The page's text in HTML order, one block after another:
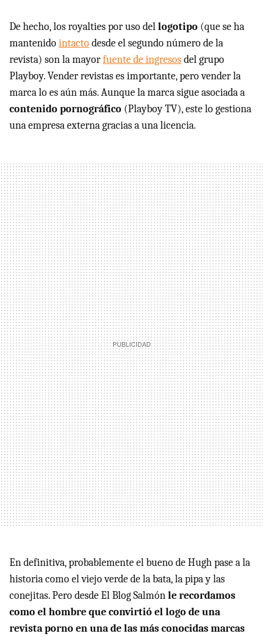
De hecho, los royalties por uso dellogotipo (que se ha
mantenidointactodesde el segundo número de la
revista) son la mayorfuente de ingresosdel grupo
Playboy. Vender revistas es importante, pero vender la
marca lo es aún más. Aunque la marca sigue asociada a
contenido pornográfico (Playboy TV), este lo gestiona
una empresa externa gracias a una licencia.
En definitiva, probablemente el bueno de Hugh pase a la
historia como el viejo verde de la bata, la pipa y las
conejitas. Pero desde El Blog Salmónle recordamos
como el hombre que convirtió el logo de una
revista porno en una de las más conocidas marcas